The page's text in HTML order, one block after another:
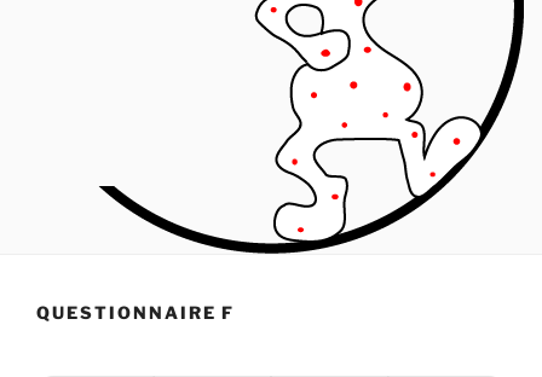
QUESTIONNAIRE F